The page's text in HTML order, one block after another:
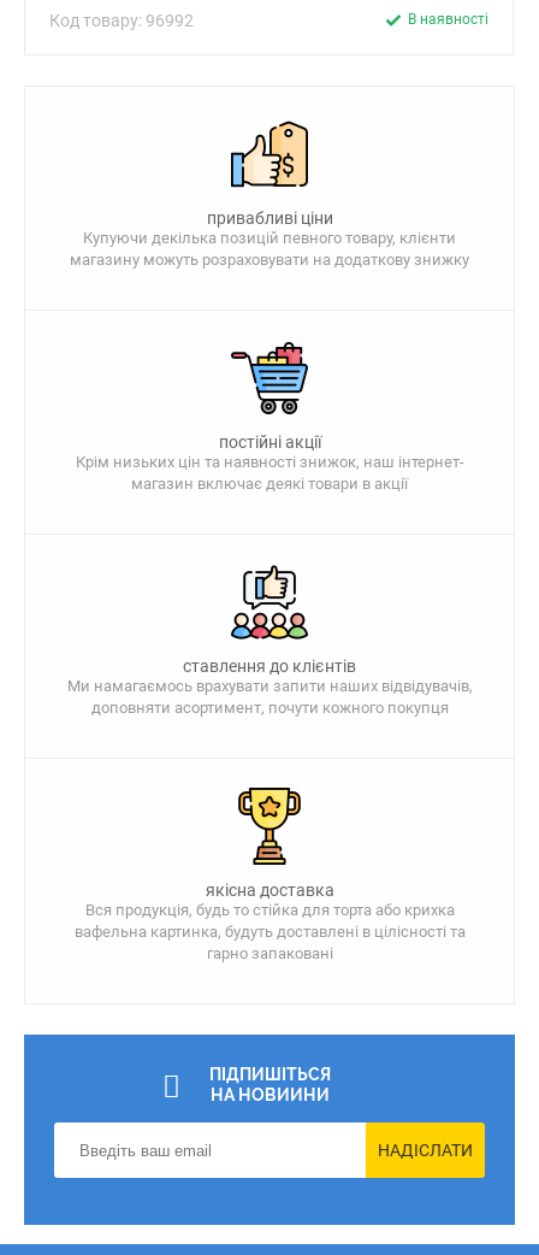
Код товару: 96992 В наявності
привабливі ціни
Купуючи декілька позицій певного товару, клієнти
магазину можуть розраховувати на додаткову знижку
постійні акції
Крім низьких цін та наявності знижок, наш інтернет-
магазин включає деякі товари в акції
ставлення до клієнтів
Ми намагаємось врахувати запити наших відвідувачів,
доповняти асортимент, почути кожного покупця
якісна доставка
Вся продукція, будь то стійка для торта або крихка
вафельна картинка, будуть доставлені в цілісності та
гарно запаковані
ПІДПИШІТЬСЯ
НА НОВИИНИ
НАДІСЛАТИ